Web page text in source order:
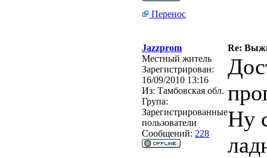
Перенос
Jazzprom
Re:
Местный житель
Зарегистрирован:
16/09/2010 13:16
Из: Тамбовская обл.
Група:
Зарегистрированные
пользователи
Сообщений: 228
Ну